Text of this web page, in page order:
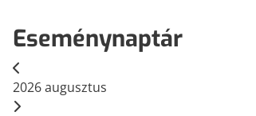
Eseménynaptár
2026augusztus